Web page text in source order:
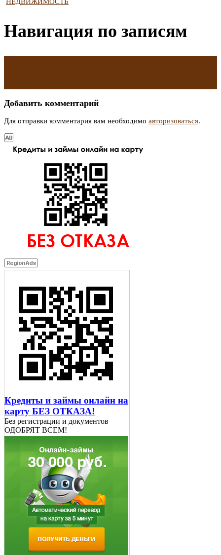
Навигация по записям
Добавить комментарий
Для отправки комментария вам необходимо авторизоваться.
Кредиты и займы онлайн на
карту БЕЗ ОТКАЗА!
Без регистрации и документов
ОДОБРЯТ ВСЕМ!